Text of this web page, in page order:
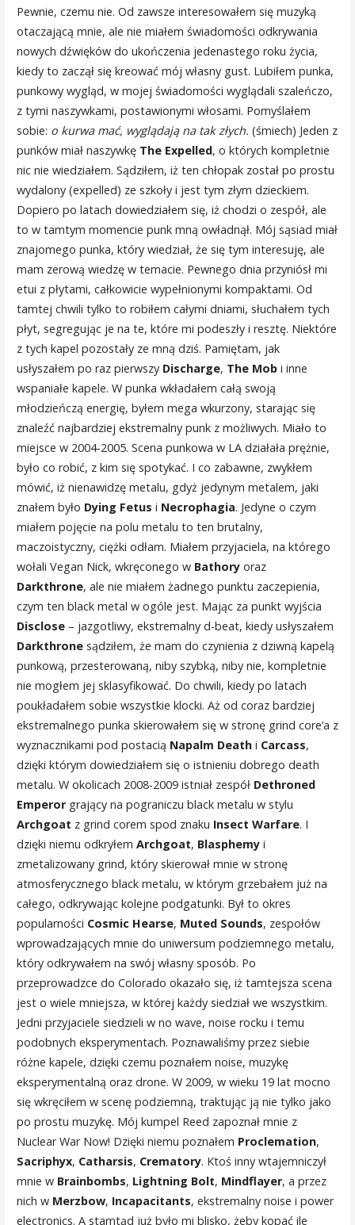
Pewnie, czemu nie. Od zawsze interesowałem się muzyką
otaczającą mnie, ale nie miałem świadomości odkrywania
nowych dźwięków do ukończenia jedenastego roku życia,
kiedy to zaczął się kreować mój własny gust. Lubiłem punka,
punkowy wygląd, w mojej świadomości wyglądali szaleńczo,
z tymi naszywkami, postawionymi włosami. Pomyślałem
sobie: o kurwa mać, wyglądają na tak złych. (śmiech) Jeden z
punków miał naszywkę The Expelled, o których kompletnie
nic nie wiedziałem. Sądziłem, iż ten chłopak został po prostu
wydalony (expelled) ze szkoły i jest tym złym dzieckiem.
Dopiero po latach dowiedziałem się, iż chodzi o zespół, ale
to w tamtym momencie punk mną owładnął. Mój sąsiad miał
znajomego punka, który wiedział, że się tym interesuję, ale
mam zerową wiedzę w temacie. Pewnego dnia przyniósł mi
etui z płytami, całkowicie wypełnionymi kompaktami. Od
tamtej chwili tylko to robiłem całymi dniami, słuchałem tych
płyt, segregując je na te, które mi podeszły i resztę. Niektóre
z tych kapel pozostały ze mną dziś. Pamiętam, jak
usłyszałem po raz pierwszy Discharge, The Mob i inne
wspaniałe kapele. W punka wkładałem całą swoją
młodzieńczą energię, byłem mega wkurzony, starając się
znaleźć najbardziej ekstremalny punk z możliwych. Miało to
miejsce w 2004-2005. Scena punkowa w LA działała prężnie,
było co robić, z kim się spotykać. I co zabawne, zwykłem
mówić, iż nienawidzę metalu, gdyż jedynym metalem, jaki
znałem było Dying Fetus i Necrophagia. Jedyne o czym
miałem pojęcie na polu metalu to ten brutalny,
maczoistyczny, ciężki odłam. Miałem przyjaciela, na którego
wołali Vegan Nick, wkręconego w Bathory oraz
Darkthrone, ale nie miałem żadnego punktu zaczepienia,
czym ten black metal w ogóle jest. Mając za punkt wyjścia
Disclose– jazgotliwy, ekstremalny d-beat, kiedy usłyszałem
Darkthronesądziłem, że mam do czynienia z dziwną kapelą
punkową, przesterowaną, niby szybką, niby nie, kompletnie
nie mogłem jej sklasyfikować. Do chwili, kiedy po latach
poukładałem sobie wszystkie klocki. Aż od coraz bardziej
ekstremalnego punka skierowałem się w stronę grind core’a z
wyznacznikami pod postacią Napalm Death i Carcass,
dzięki którym dowiedziałem się o istnieniu dobrego death
metalu. W okolicach 2008-2009 istniał zespół Dethroned
Emperorgrający na pograniczu black metalu w stylu
Archgoat z grind corem spod znaku Insect Warfare. I
dzięki niemu odkryłem Archgoat, Blasphemyi
zmetalizowany grind, który skierował mnie w stronę
atmosferycznego black metalu, w którym grzebałem już na
całego, odkrywając kolejne podgatunki. Był to okres
popularności Cosmic Hearse, Muted Sounds, zespołów
wprowadzających mnie do uniwersum podziemnego metalu,
który odkrywałem na swój własny sposób. Po
przeprowadzce do Colorado okazało się, iż tamtejsza scena
jest o wiele mniejsza, w której każdy siedział we wszystkim.
Jedni przyjaciele siedzieli w no wave, noise rocku i temu
podobnych eksperymentach. Poznawaliśmy przez siebie
różne kapele, dzięki czemu poznałem noise, muzykę
eksperymentalną oraz drone. W 2009, w wieku 19 lat mocno
się wkręciłem w scenę podziemną, traktując ją nie tylko jako
po prostu muzykę. Mój kumpel Reed zapoznał mnie z
Nuclear War Now! Dzięki niemu poznałem Proclemation,
Sacriphyx, Catharsis, Crematory. Ktoś inny wtajemniczył
mnie w Brainbombs, Lightning Bolt, Mindflayer, a przez
nich w Merzbow, Incapacitants, ekstremalny noise i power
electronics. A stamtąd już było mi blisko, żeby kopać ile